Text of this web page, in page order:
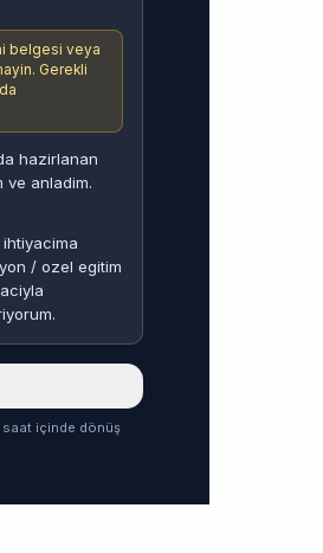
belgesi veya
Gerekli
hazirlanan
ve anladim.
/ ozel egitim
saat içinde dönüş